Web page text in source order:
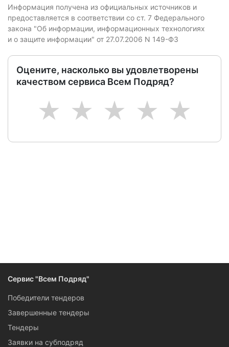
Информация получена из официальных источников и
предоставляется в соответствии со ст. 7 Федерального
закона "Об информации, информационных технологиях
и о защите информации" от 27.07.2006 N 149-ФЗ
Оцените, насколько вы удовлетворены
качеством сервиса Всем Подряд?
5
4
3
2
1
Сервис "Всем Подряд"
Победители тендеров
Завершенные тендеры
Тендеры
Заявки на субподряд